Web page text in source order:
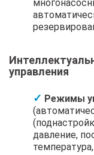
управления
Режимы
давление,